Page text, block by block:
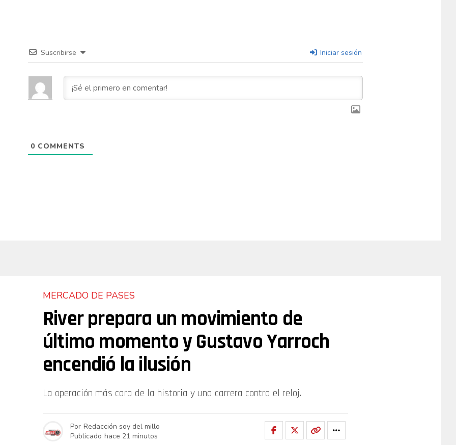
Suscribirse Iniciar sesión
0 COMMENTS
MERCADO DE PASES
River prepara un movimiento de
último momento y Gustavo Yarroch
encendió la ilusión
La operación más cara de la historia y una carrera contra el reloj.
Por Redacción soy del millo
Publicado hace 21 minutos